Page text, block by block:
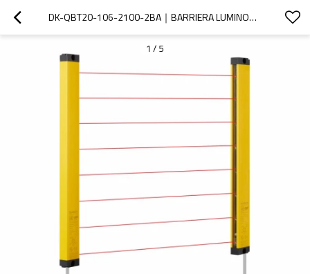
DK-QBT20-106-2100-2BA｜BARRIERA LUMINOSA DI SICUREZZA｜DADISICK
1 / 5